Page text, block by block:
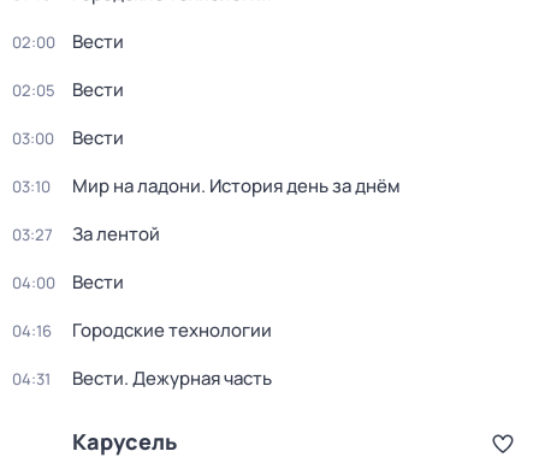
02:00 Вести
02:05 Вести
03:00 Вести
03:10 Мир на ладони. История день за днём
03:27 За лентой
04:00 Вести
04:16 Городские технологии
04:31 Вести. Дежурная часть
Карусель